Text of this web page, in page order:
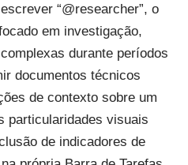
“@researcher”, o
em investigação,
durante períodos
documentos técnicos
de contexto sobre um
particularidades visuais
de indicadores de